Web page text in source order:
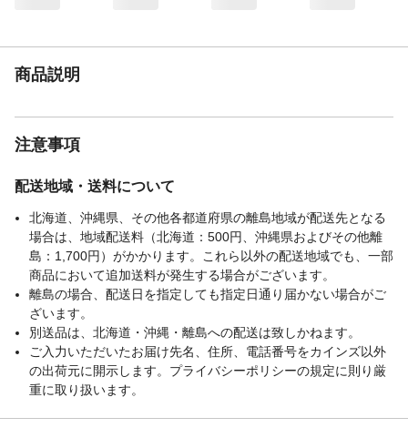
本体重量
ブランド名
ルミ
JANコード
4550317223822
商品説明
注意事項
配送地域・送料について
北海道、沖縄県、その他各都道府県の離島地域が配送先となる
場合は、地域配送料（北海道：500円、沖縄県およびその他離
島：1,700円）がかかります。これら以外の配送地域でも、一部
商品において追加送料が発生する場合がございます。
離島の場合、配送日を指定しても指定日通り届かない場合がご
ざいます。
別送品は、北海道・沖縄・離島への配送は致しかねます。
ご入力いただいたお届け先名、住所、電話番号をカインズ以外
の出荷元に開示します。プライバシーポリシーの規定に則り厳
重に取り扱います。